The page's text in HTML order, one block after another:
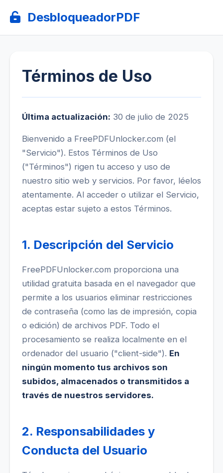
DesbloqueadorPDF
Términos de Uso
Última actualización: 30 de julio de 2025
Bienvenido a FreePDFUnlocker.com (el
"Servicio"). Estos Términos de Uso
("Términos") rigen tu acceso y uso de
nuestro sitio web y servicios. Por favor, léelos
atentamente. Al acceder o utilizar el Servicio,
aceptas estar sujeto a estos Términos.
1. Descripción del Servicio
FreePDFUnlocker.com proporciona una
utilidad gratuita basada en el navegador que
permite a los usuarios eliminar restricciones
de contraseña (como las de impresión, copia
o edición) de archivos PDF. Todo el
procesamiento se realiza localmente en el
ordenador del usuario ("client-side"). En
ningún momento tus archivos son
subidos, almacenados o transmitidos a
través de nuestros servidores.
2. Responsabilidades y
Conducta del Usuario